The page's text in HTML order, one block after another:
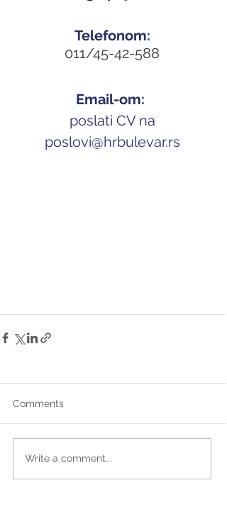
Telefonom:
011/45-42-588
Email-om:
poslati CV na
poslovi@hrbulevar.rs
Comments
Write a comment...